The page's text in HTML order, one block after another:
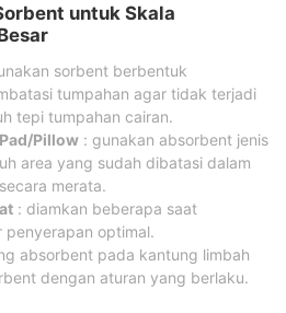
untuk Skala
sorbent berbentuk
tumpahan agar tidak terjadi
tepi tumpahan cairan.
Pillow : gunakan absorbent jenis
area yang sudah dibatasi dalam
merata.
: diamkan beberapa saat
penyerapan optimal.
absorbent pada kantung limbah
dengan aturan yang berlaku.